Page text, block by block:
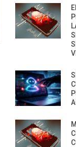
13 TÉCNICAS
RIDÍCULAMENTE
PARA HACKEAR Y
NAVEGADORES
AGÉNTICA